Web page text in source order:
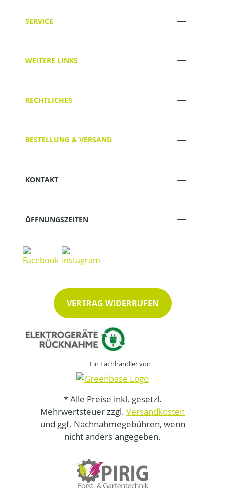
SERVICE
WEITERE LINKS
RECHTLICHES
BESTELLUNG & VERSAND
KONTAKT
ÖFFNUNGSZEITEN
VERTRAG WIDERRUFEN
Ein Fachhändler von
* Alle Preise inkl. gesetzl.
Mehrwertsteuer zzgl. Versandkosten
und ggf. Nachnahmegebühren, wenn
nicht anders angegeben.